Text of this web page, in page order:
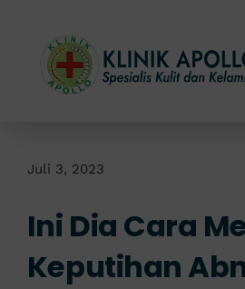
content
Layanan
Info Klinik
Juli 3, 2023
Ini Dia Cara
Keputihan